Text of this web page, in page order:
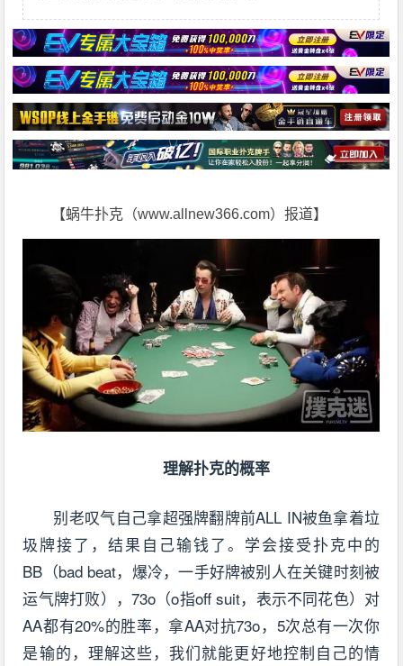
【蜗牛扑克（www.allnew366.com）报道】
理解扑克的概率
别老叹气自己拿超强牌翻牌前ALL IN被鱼拿着垃
圾牌接了，结果自己输钱了。学会接受扑克中的
BB（bad beat，爆冷，一手好牌被别人在关键时刻被
运气牌打败），73o（o指off suit，表示不同花色）对
AA都有20%的胜率，拿AA对抗73o，5次总有一次你
是输的，理解这些，我们就能更好地控制自己的情